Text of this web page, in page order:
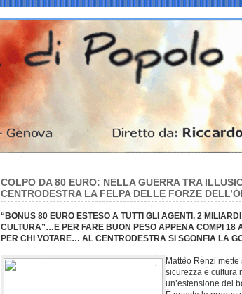
COLPO DA 80 EURO: NELLA GUERRA TRA
CENTRODESTRA LA FELPA DELLE FORZE
“BONUS 80 EURO ESTESO A TUTTI GLI AGENTI, 2
CULTURA”…E PER FARE BUON PESO APPENA COMPI 18
PER CHI VOTARE… AL CENTRODESTRA SI SGONFIA LA
Matteo Renzi
sicurezza e cultura
un’estensione del